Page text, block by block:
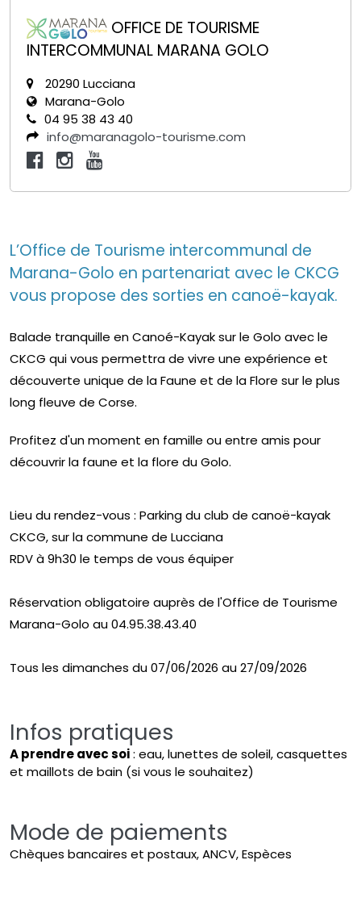
OFFICE DE TOURISME
INTERCOMMUNAL MARANA GOLO
20290 Lucciana
Marana-Golo
04 95 38 43 40
info@maranagolo-tourisme.com
L’Office de Tourisme intercommunal de
Marana-Golo en partenariat avec le CKCG
vous propose des sorties en canoë-kayak.
Balade tranquille en Canoé-Kayak sur le Golo avec le
CKCG qui vous permettra de vivre une expérience et
découverte unique de la Faune et de la Flore sur le plus
long fleuve de Corse.
Profitez d'un moment en famille ou entre amis pour
découvrir la faune et la flore du Golo.
Lieu du rendez-vous : Parking du club de canoë-kayak
CKCG, sur la commune de Lucciana
RDV à 9h30 le temps de vous équiper
Réservation obligatoire auprès de l'Office de Tourisme
Marana-Golo au 04.95.38.43.40
Tous les dimanches du 07/06/2026 au 27/09/2026
Infos pratiques
A prendre avec soi: eau, lunettes de soleil, casquettes
et maillots de bain (si vous le souhaitez)
Mode de paiements
Chèques bancaires et postaux, ANCV, Espèces